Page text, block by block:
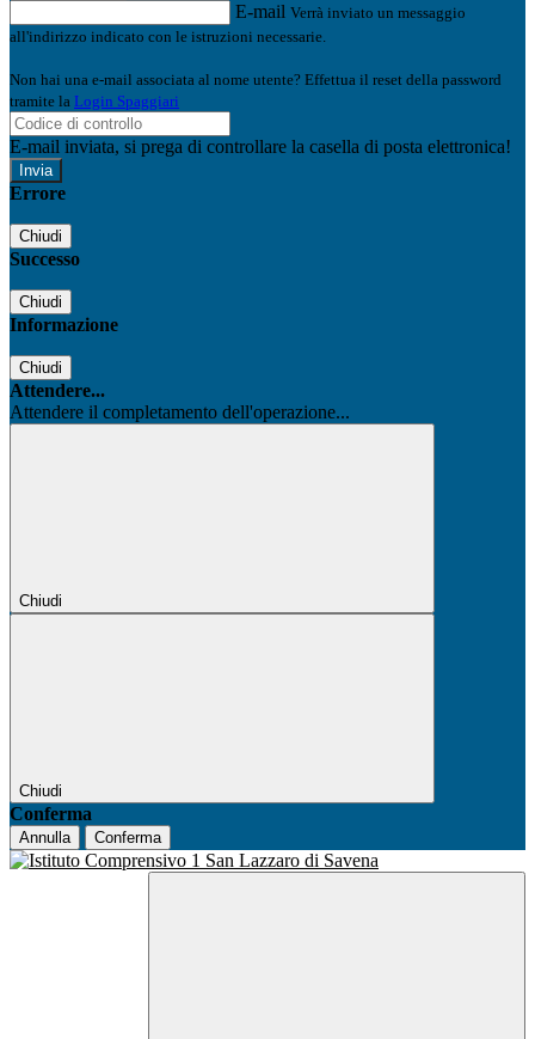
E-mail Verrà inviato un messaggio
all'indirizzo indicato con le istruzioni necessarie.
Non hai una e-mail associata al nome utente? Effettua il reset della password
tramite la Login Spaggiari
E-mail inviata, si prega di controllare la casella di posta elettronica!
Errore
Chiudi
Successo
Chiudi
Informazione
Chiudi
Attendere...
Attendere il completamento dell'operazione...
Chiudi
Chiudi
Conferma
Annulla Conferma